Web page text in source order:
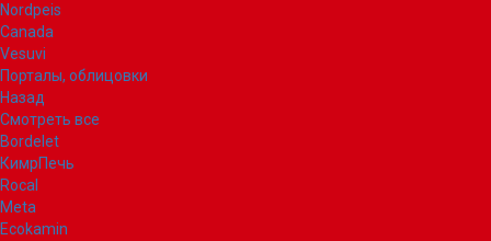
Nordpeis
Canada
Vesuvi
Порталы, облицовки
Назад
Смотреть все
Bordelet
КимрПечь
Rocal
Meta
Ecokamin